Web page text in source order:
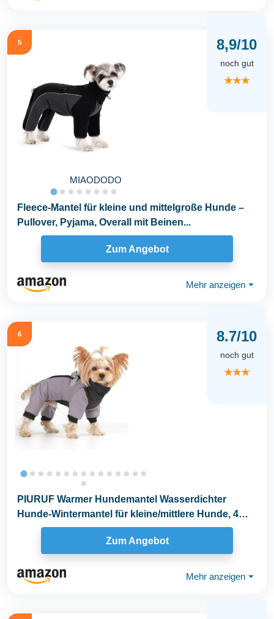
5
MIAODODO
8,9/10
noch gut
★★★
Fleece-Mantel für kleine und mittelgroße Hunde –
Pullover, Pyjama, Overall mit Beinen...
Zum Angebot
Mehr anzeigen ⏷
6 8.7/10
noch gut
★★★
PIURUF Warmer Hundemantel Wasserdichter
Hunde-Wintermantel für kleine/mittlere Hunde, 4
Beine...
Zum Angebot
Mehr anzeigen ⏷